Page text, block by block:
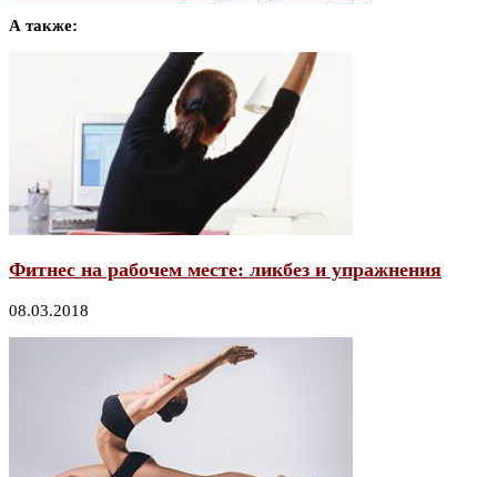
А также:
Фитнес на рабочем месте: ликбез и упражнения
08.03.2018